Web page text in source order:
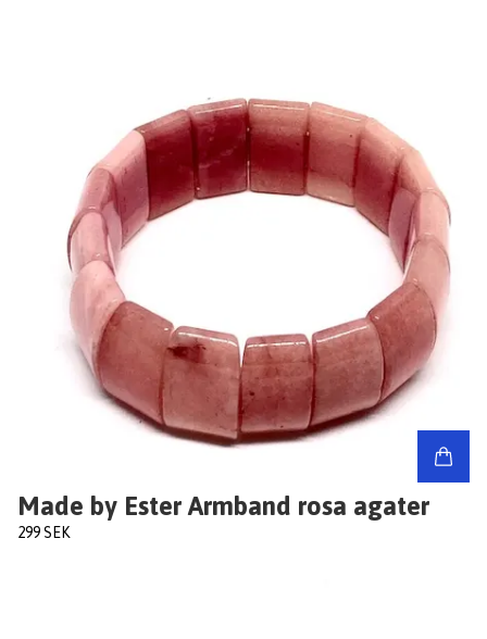
Made by Ester Armband rosa agater
299 SEK